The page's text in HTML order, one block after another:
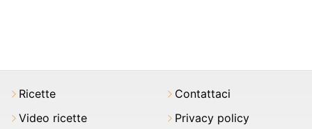
Ricette
Video ricette
Contattaci
Privacy policy